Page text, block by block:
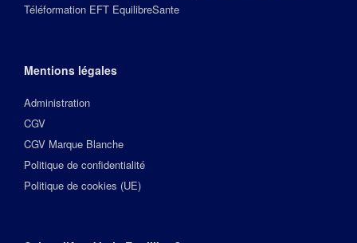
Téléformation EFT EquilibreSante
Mentions légales
Administration
CGV
CGV Marque Blanche
Politique de confidentialité
Politique de cookies (UE)